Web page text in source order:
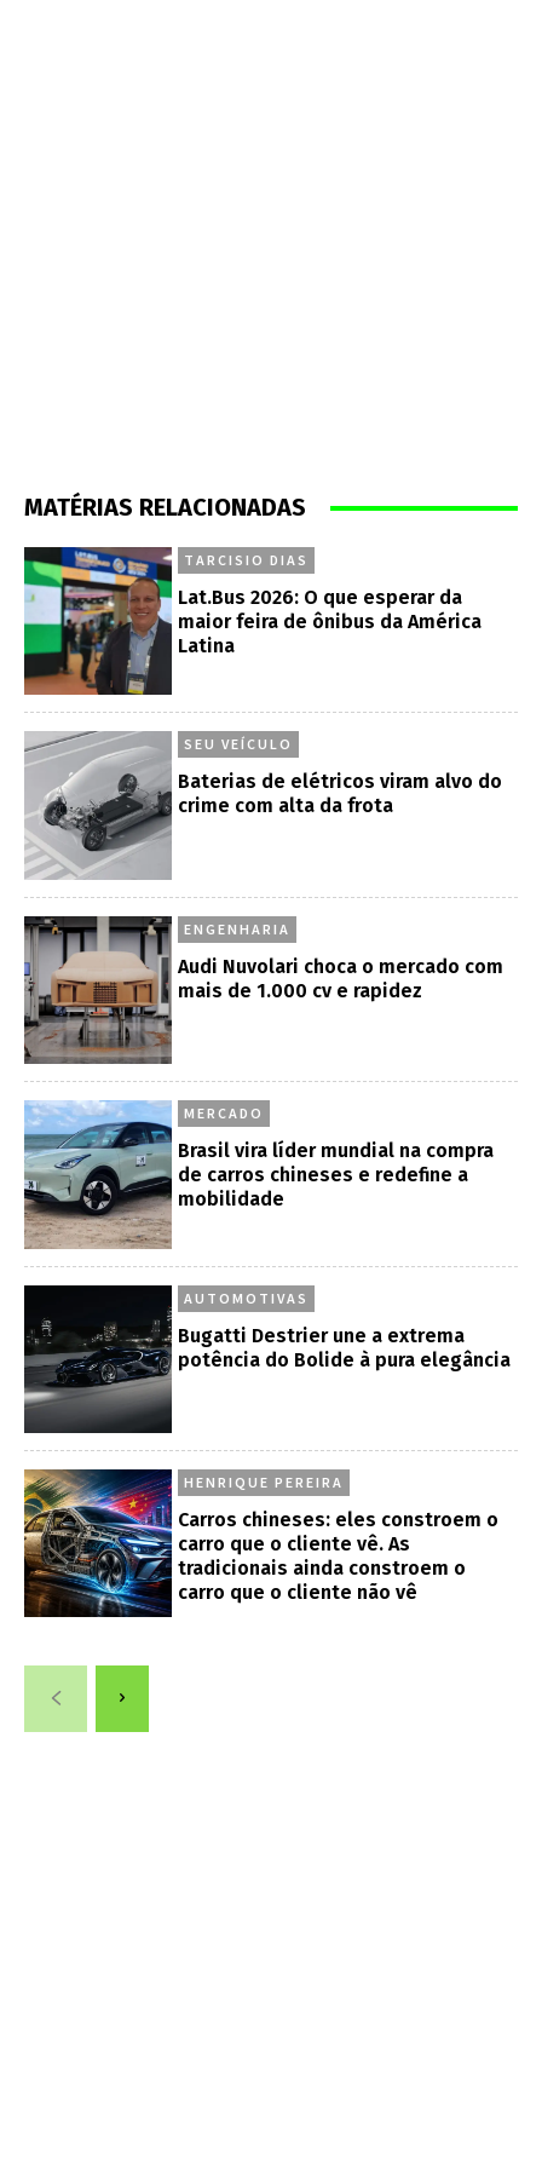
MATÉRIAS RELACIONADAS
TARCISIO DIAS
Lat.Bus 2026: O que esperar da
maior feira de ônibus da América
Latina
SEU VEÍCULO
Baterias de elétricos viram alvo do
crime com alta da frota
ENGENHARIA
Audi Nuvolari choca o mercado com
mais de 1.000 cv e rapidez
MERCADO
Brasil vira líder mundial na compra
de carros chineses e redefine a
mobilidade
AUTOMOTIVAS
Bugatti Destrier une a extrema
potência do Bolide à pura elegância
HENRIQUE PEREIRA
Carros chineses: eles constroem o
carro que o cliente vê. As
tradicionais ainda constroem o
carro que o cliente não vê